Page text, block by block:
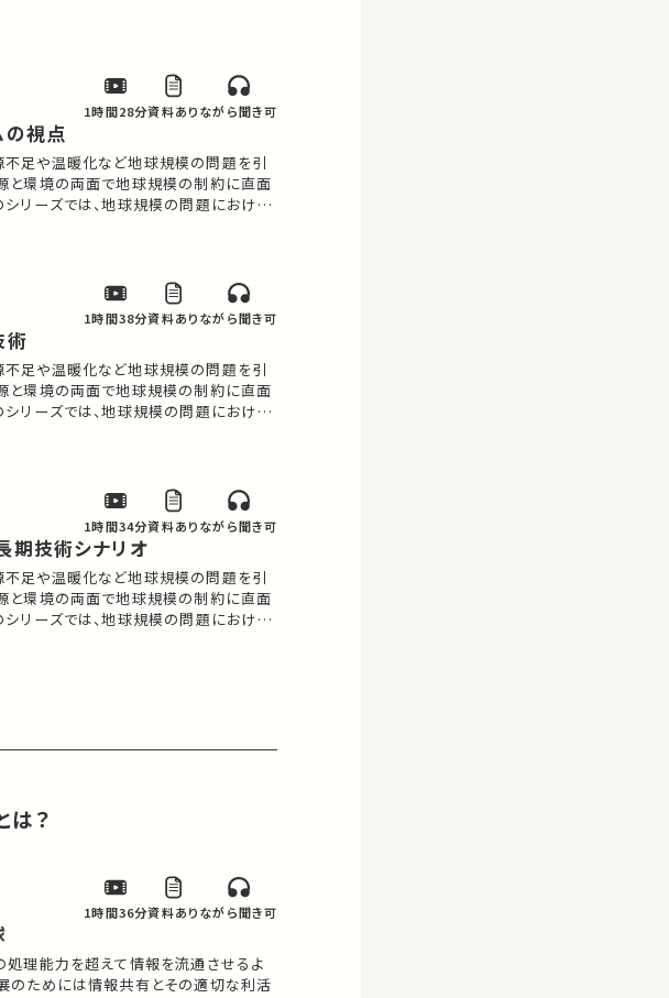
1時間28分資料ありながら聞き可
の視点
足や温暖化など地球規模の問題を引
と環境の両面で地球規模の制約に直面
リーズでは、地球規模の問題における
1時間38分資料ありながら聞き可
術
足や温暖化など地球規模の問題を引
と環境の両面で地球規模の制約に直面
リーズでは、地球規模の問題における
1時間34分資料ありながら聞き可
長期技術シナリオ
足や温暖化など地球規模の問題を引
と環境の両面で地球規模の制約に直面
リーズでは、地球規模の問題における
は？
1時間36分資料ありながら聞き可
処理能力を超えて情報を流通させるよ
のためには情報共有とその適切な利活